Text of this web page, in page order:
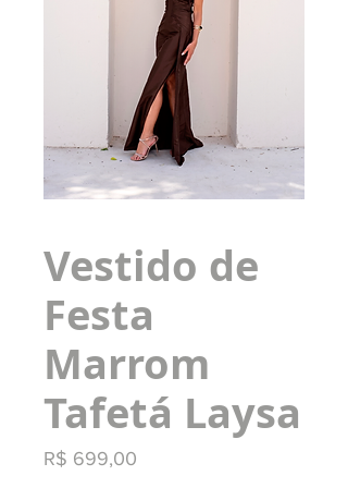
Vestido de
Festa
Marrom
Tafetá Laysa
R$ 699,00